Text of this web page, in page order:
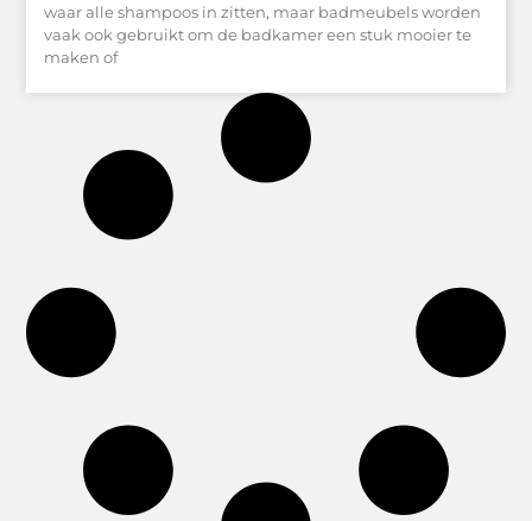
waar alle shampoos in zitten, maar badmeubels worden
vaak ook gebruikt om de badkamer een stuk mooier te
maken of